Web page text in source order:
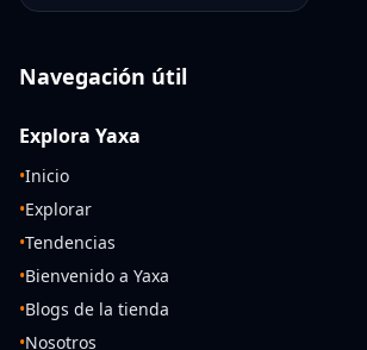
Navegación útil
Explora Yaxa
•Inicio
•Explorar
•Tendencias
•Bienvenido a Yaxa
•Blogs de la tienda
•Nosotros